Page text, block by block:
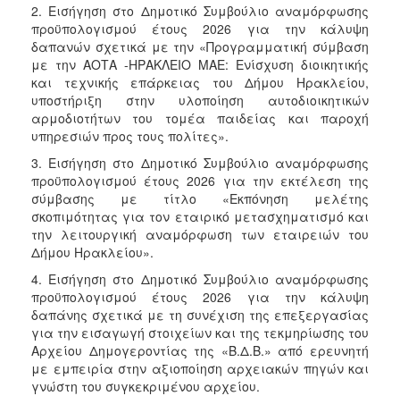
2. Εισήγηση στο Δημοτικό Συμβούλιο αναμόρφωσης
προϋπολογισμού έτους 2026 για την κάλυψη
δαπανών σχετικά με την «Προγραμματική σύμβαση
με την ΑΟΤΑ -ΗΡΑΚΛΕΙΟ ΜΑΕ: Ενίσχυση διοικητικής
και τεχνικής επάρκειας του Δήμου Ηρακλείου,
υποστήριξη στην υλοποίηση αυτοδιοικητικών
αρμοδιοτήτων του τομέα παιδείας και παροχή
υπηρεσιών προς τους πολίτες».
3. Εισήγηση στο Δημοτικό Συμβούλιο αναμόρφωσης
προϋπολογισμού έτους 2026 για την εκτέλεση της
σύμβασης με τίτλο «Εκπόνηση μελέτης
σκοπιμότητας για τον εταιρικό μετασχηματισμό και
την λειτουργική αναμόρφωση των εταιρειών του
Δήμου Ηρακλείου».
4. Εισήγηση στο Δημοτικό Συμβούλιο αναμόρφωσης
προϋπολογισμού έτους 2026 για την κάλυψη
δαπάνης σχετικά με τη συνέχιση της επεξεργασίας
για την εισαγωγή στοιχείων και της τεκμηρίωσης του
Αρχείου Δημογεροντίας της «Β.Δ.Β.» από ερευνητή
με εμπειρία στην αξιοποίηση αρχειακών πηγών και
γνώστη του συγκεκριμένου αρχείου.